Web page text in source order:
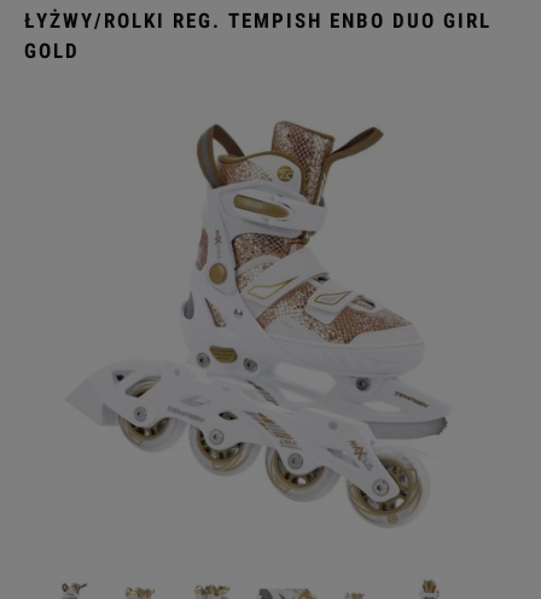
ŁYŻWY/ROLKI REG. TEMPISH ENBO DUO GIRL
GOLD